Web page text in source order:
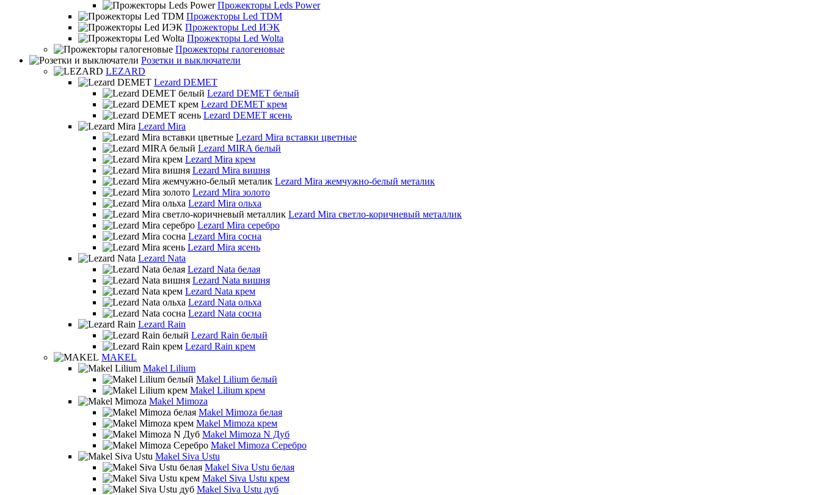
Прожекторы Leds Power
Прожекторы Led TDM
Прожекторы Led ИЭК
Прожекторы Led Wolta
Прожекторы галогеновые
Розетки и выключатели
LEZARD
Lezard DEMET
Lezard DEMET белый
Lezard DEMET крем
Lezard DEMET ясень
Lezard Mira
Lezard Mira вставки цветные
Lezard MIRA белый
Lezard Mira крем
Lezard Mira вишня
Lezard Mira жемчужно-белый металик
Lezard Mira золото
Lezard Mira ольха
Lezard Mira светло-коричневый металлик
Lezard Mira серебро
Lezard Mira сосна
Lezard Mira ясень
Lezard Nata
Lezard Nata белая
Lezard Nata вишня
Lezard Nata крем
Lezard Nata ольха
Lezard Nata сосна
Lezard Rain
Lezard Rain белый
Lezard Rain крем
MAKEL
Makel Lilium
Makel Lilium белый
Makel Lilium крем
Makel Mimoza
Makel Mimoza белая
Makel Mimoza крем
Makel Mimoza N Дуб
Makel Mimoza Серебро
Makel Siva Ustu
Makel Siva Ustu белая
Makel Siva Ustu крем
Makel Siva Ustu дуб